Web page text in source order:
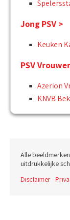
Jong PSV >
Keuken
PSV
Azerion
KNVB
Alle
uitdrukkelijke
Disclaimer-